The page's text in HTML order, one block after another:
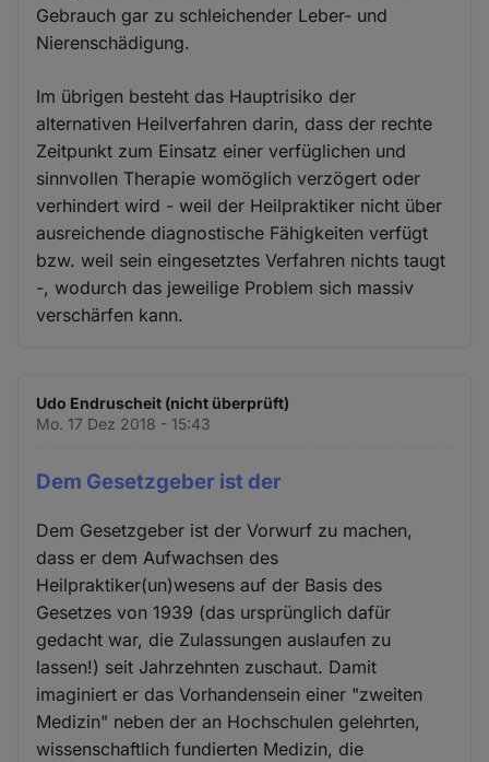
Gebrauch gar zu schleichender Leber- und
Nierenschädigung.
Im übrigen besteht das Hauptrisiko der
alternativen Heilverfahren darin, dass der rechte
Zeitpunkt zum Einsatz einer verfüglichen und
sinnvollen Therapie womöglich verzögert oder
verhindert wird - weil der Heilpraktiker nicht über
ausreichende diagnostische Fähigkeiten verfügt
bzw. weil sein eingesetztes Verfahren nichts taugt
-, wodurch das jeweilige Problem sich massiv
verschärfen kann.
Udo Endruscheit (nicht überprüft)
Mo. 17 Dez 2018 - 15:43
Dem Gesetzgeber ist der
Dem Gesetzgeber ist der Vorwurf zu machen,
dass er dem Aufwachsen des
Heilpraktiker(un)wesens auf der Basis des
Gesetzes von 1939 (das ursprünglich dafür
gedacht war, die Zulassungen auslaufen zu
lassen!) seit Jahrzehnten zuschaut. Damit
imaginiert er das Vorhandensein einer "zweiten
Medizin" neben der an Hochschulen gelehrten,
wissenschaftlich fundierten Medizin, die